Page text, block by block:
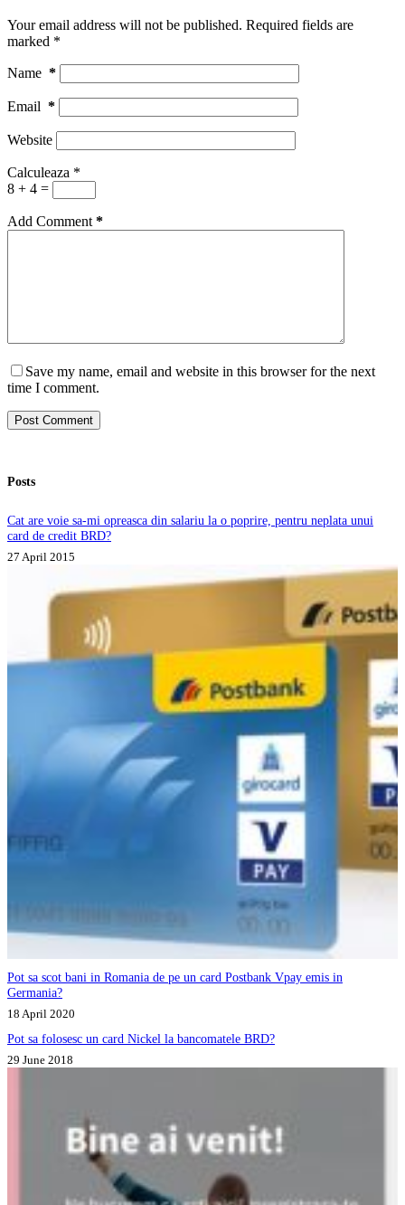
Your email address will not be published. Required fields are
marked *
Name *
Email *
Website
Calculeaza *
8 + 4 =
Add Comment *
Save my name, email and website in this browser for the next
time I comment.
Post Comment
Posts
Cat are voie sa-mi opreasca din salariu la o poprire, pentru neplata unui
card de credit BRD?
27 April 2015
Pot sa scot bani in Romania de pe un card Postbank Vpay emis in
Germania?
18 April 2020
Pot sa folosesc un card Nickel la bancomatele BRD?
29 June 2018